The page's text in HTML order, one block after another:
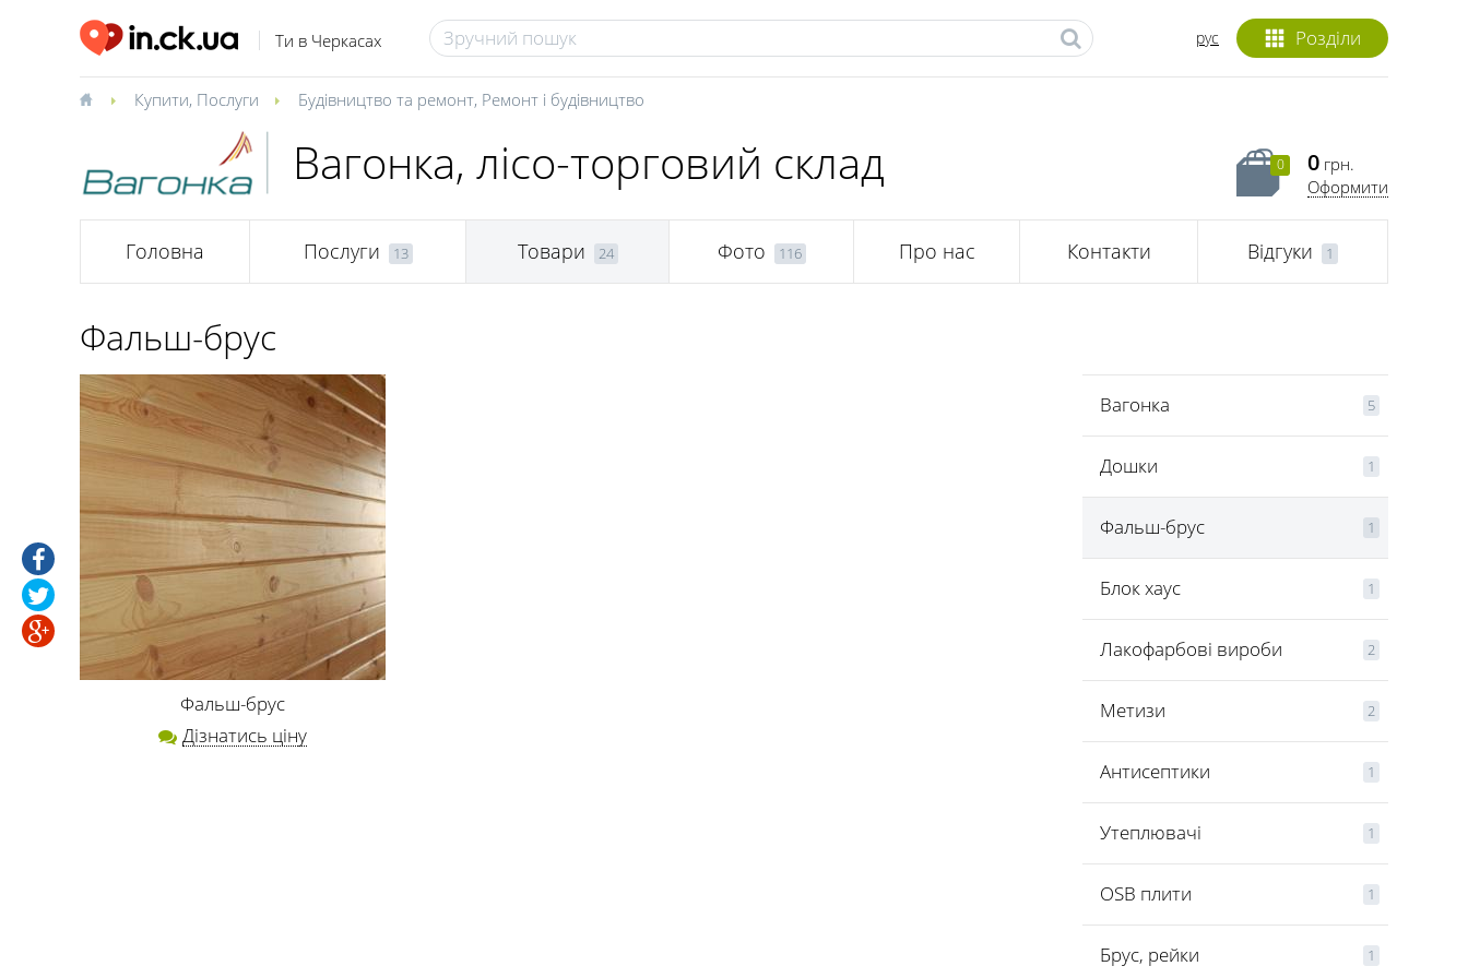
Ти в Черкасах Розділи
рус
Купити, Послуги Будівництво та ремонт, Ремонт і будівництво
Вагонка, лісо-торговий склад 0 0 грн.
Оформити
Головна Послуги 13 Товари 24 Фото 116 Про нас Контакти Відгуки 1
Фальш-брус
Фальш-брус
Дізнатись ціну
Вагонка 5
Дошки 1
Фальш-брус 1
Блок хаус 1
Лакофарбові вироби 2
Метизи 2
Антисептики 1
Утеплювачі 1
OSB плити 1
Брус, рейки 1